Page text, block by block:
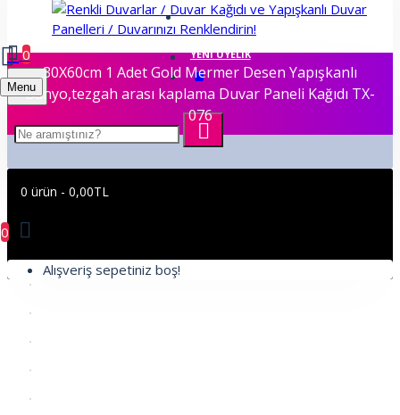
ÜYE GIRIŞI
YENI ÜYELIK
Menu
0
0 ürün - 0,00TL
0
Alışveriş sepetiniz boş!
30X60cm 1 Adet Gold Mermer Desen Yapışkanlı
Banyo,tezgah arası kaplama Duvar Paneli Kağıdı TX-
076